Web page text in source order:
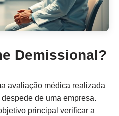
Demissional?
avaliação médica realizada
de uma empresa.
principal verificar a